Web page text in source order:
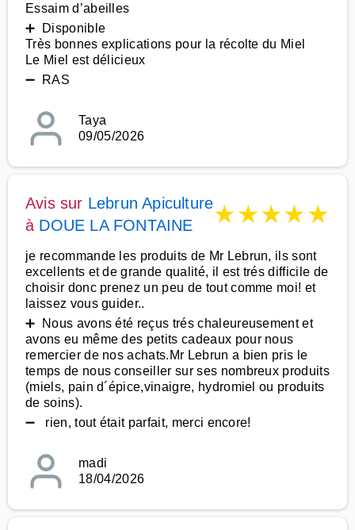
Essaim d’abeilles
➕ Disponible
Très bonnes explications pour la récolte du Miel
Le Miel est délicieux
➖ RAS
Taya
09/05/2026
Avis sur Lebrun Apiculture
à DOUE LA FONTAINE ★★★★★
je recommande les produits de Mr Lebrun, ils sont
excellents et de grande qualité, il est trés difficile de
choisir donc prenez un peu de tout comme moi! et
laissez vous guider..
➕ Nous avons été reçus trés chaleureusement et
avons eu même des petits cadeaux pour nous
remercier de nos achats.Mr Lebrun a bien pris le
temps de nous conseiller sur ses nombreux produits
(miels, pain d´épice,vinaigre, hydromiel ou produits
de soins).
➖ rien, tout était parfait, merci encore!
madi
18/04/2026